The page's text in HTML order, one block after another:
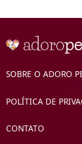
SOBRE O ADORO
POLÍTICA DE
CONTATO